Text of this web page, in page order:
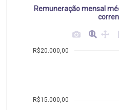
Remuneração mensal
R$15.000,00
R$20.000,00